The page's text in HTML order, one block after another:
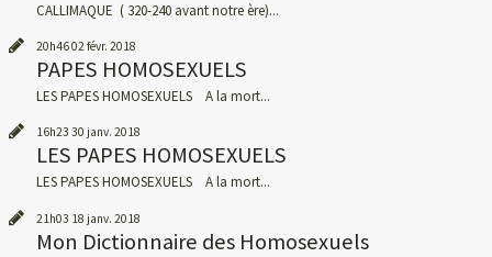
CALLIMAQUE ( 320-240 avant notre ère)...
20h4602févr. 2018
PAPES HOMOSEXUELS
LES PAPES HOMOSEXUELS A la mort...
16h23 30 janv. 2018
LES PAPES HOMOSEXUELS
LES PAPES HOMOSEXUELS A la mort...
21h03 18 janv. 2018
Mon Dictionnaire des Homosexuels